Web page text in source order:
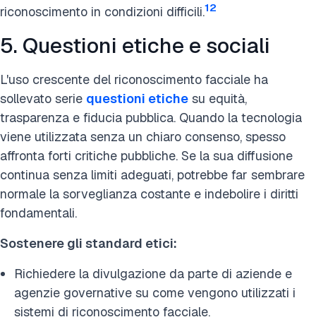
riconoscimento in condizioni difficili.12
5. Questioni etiche e sociali
L'uso crescente del riconoscimento facciale ha
sollevato serie questioni etiche su equità,
trasparenza e fiducia pubblica. Quando la tecnologia
viene utilizzata senza un chiaro consenso, spesso
affronta forti critiche pubbliche. Se la sua diffusione
continua senza limiti adeguati, potrebbe far sembrare
normale la sorveglianza costante e indebolire i diritti
fondamentali.
Sostenere gli standard etici:
Richiedere la divulgazione da parte di aziende e
agenzie governative su come vengono utilizzati i
sistemi di riconoscimento facciale.